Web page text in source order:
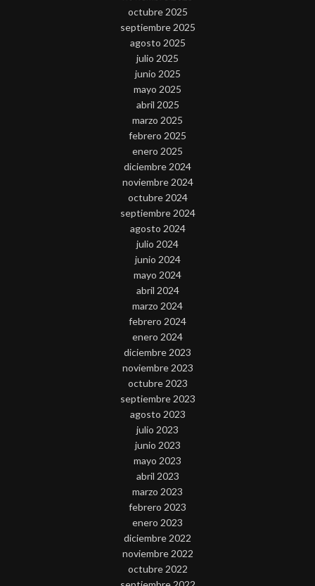
octubre 2025
septiembre 2025
agosto 2025
julio 2025
junio 2025
mayo 2025
abril 2025
marzo 2025
febrero 2025
enero 2025
diciembre 2024
noviembre 2024
octubre 2024
septiembre 2024
agosto 2024
julio 2024
junio 2024
mayo 2024
abril 2024
marzo 2024
febrero 2024
enero 2024
diciembre 2023
noviembre 2023
octubre 2023
septiembre 2023
agosto 2023
julio 2023
junio 2023
mayo 2023
abril 2023
marzo 2023
febrero 2023
enero 2023
diciembre 2022
noviembre 2022
octubre 2022